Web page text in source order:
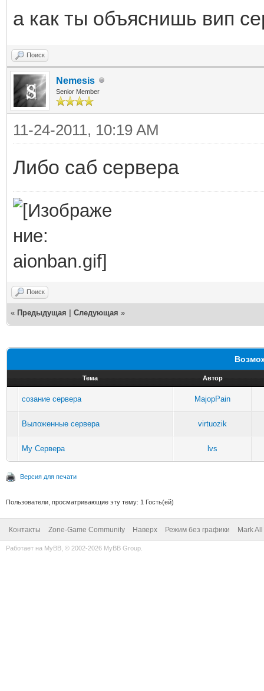
а как ты объяснишь вип
Поиск
Nemesis
Senior Member
11-24-2011, 10:19 AM
Либо саб сервера
Поиск
« Предыдущая Следующая »
Тема Автор
созание сервера MajopPain
Выложенные сервера virtuozik
Му Сервера lvs
Версия для печати
Пользователи, просматривающие эту тему: 1 Гость(ей)
Контакты Zone-Game Community Наверх Режим без графики Mark
Работает на MyBB , © 2002-2026 MyBB Group